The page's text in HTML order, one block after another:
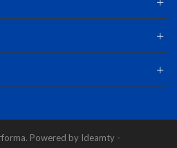
Powered by Ideamty -